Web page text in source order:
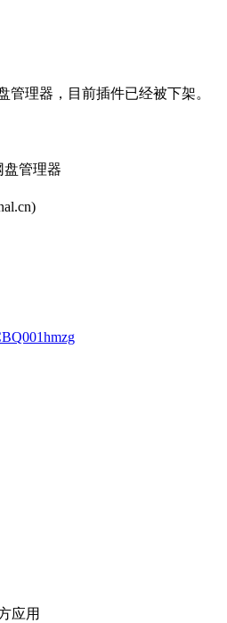
管理器，目前插件已经被下架。
盘管理器
应用